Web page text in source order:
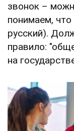
звонок –
понимаем,
русский).
правило:
на